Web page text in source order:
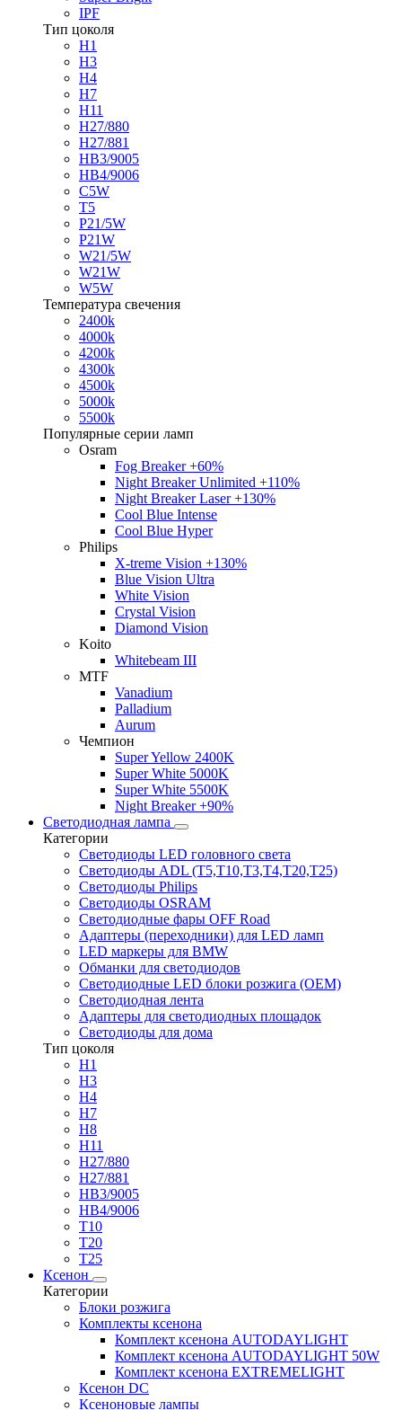
IPF
Тип цоколя
H1
H3
H4
H7
H11
H27/880
H27/881
HB3/9005
HB4/9006
C5W
T5
P21/5W
P21W
W21/5W
W21W
W5W
Температура свечения
2400k
4000k
4200k
4300k
4500k
5000k
5500k
Популярные серии ламп
Osram
Fog Breaker +60%
Night Breaker Unlimited +110%
Night Breaker Laser +130%
Cool Blue Intense
Cool Blue Hyper
Philips
X-treme Vision +130%
Blue Vision Ultra
White Vision
Crystal Vision
Diamond Vision
Koito
Whitebeam III
MTF
Vanadium
Palladium
Aurum
Чемпион
Super Yellow 2400K
Super White 5000K
Super White 5500K
Night Breaker +90%
Светодиодная лампа
Категории
Светодиоды LED головного света
Светодиоды ADL (T5,T10,T3,T4,T20,T25)
Светодиоды Philips
Светодиоды OSRAM
Светодиодные фары OFF Road
Адаптеры (переходники) для LED ламп
LED маркеры для BMW
Обманки для светодиодов
Светодиодные LED блоки розжига (OEM)
Светодиодная лента
Адаптеры для светодиодных площадок
Светодиоды для дома
Тип цоколя
H1
H3
H4
H7
H8
H11
H27/880
H27/881
HB3/9005
HB4/9006
T10
T20
T25
Ксенон
Категории
Блоки розжига
Комплекты ксенона
Комплект ксенона AUTODAYLIGHT
Комплект ксенона AUTODAYLIGHT 50W
Комплект ксенона EXTREMELIGHT
Ксенон DC
Ксеноновые лампы